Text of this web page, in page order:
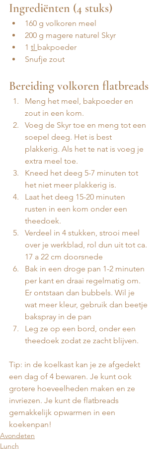
Ingrediënten (4 stuks)
160 g volkoren meel
200 g magere naturel Skyr
⁠1 tl bakpoeder
Snufje zout
Bereiding volkoren flatbreads
Meng het meel, bakpoeder en
zout in een kom.
Voeg de Skyr toe en meng tot een
soepel deeg. Het is best
plakkerig. Als het te nat is voeg je
extra meel toe.
⁠Kneed het deeg 5-7 minuten tot
het niet meer plakkerig is.
⁠Laat het deeg 15-20 minuten
rusten in een kom onder een
theedoek.
Verdeel in 4 stukken, strooi meel
over je werkblad, rol dun uit tot ca.
17 a 22 cm doorsnede
Bak in een droge pan 1-2 minuten
per kant en draai regelmatig om.
Er ontstaan dan bubbels. Wil je
wat meer kleur, gebruik dan beetje
bakspray in de pan
⁠Leg ze op een bord, onder een
theedoek zodat ze zacht blijven.
Tip: in de koelkast kan je ze afgedekt
een dag of 4 bewaren. Je kunt ook
grotere hoeveelheden maken en ze
invriezen. Je kunt de flatbreads
gemakkelijk opwarmen in een
koekenpan!
Avondeten
Lunch